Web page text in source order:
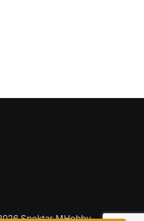
Spektar MHobby.